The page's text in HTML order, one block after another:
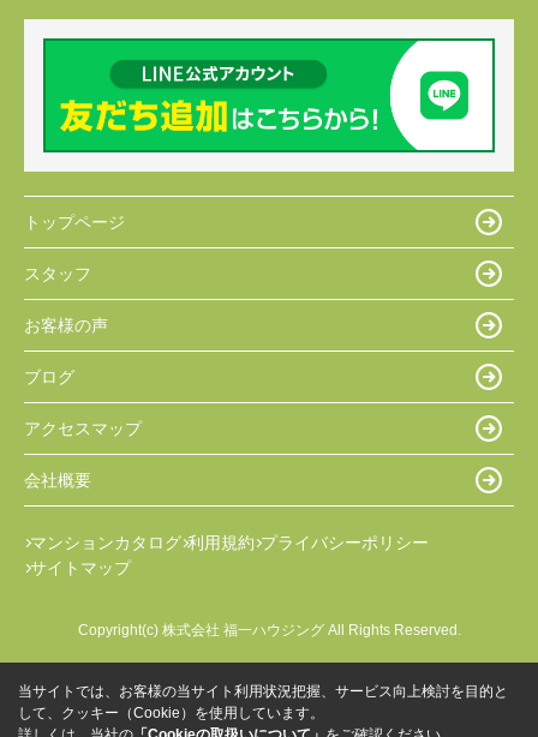
トップページ
スタッフ
お客様の声
ブログ
アクセスマップ
会社概要
マンションカタログ 利用規約 プライバシーポリシー
サイトマップ
Copyright(c) 株式会社 福一ハウジング All Rights Reserved.
当サイトでは、お客様の当サイト利用状況把握、サービス向上検討を目的と
して、クッキー（Cookie）を使用しています。